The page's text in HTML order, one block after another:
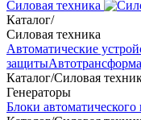
Силовая техника
Каталог/
Силовая техника
Автоматические
защиты
Каталог/Силовая
Генераторы
Блоки автоматического